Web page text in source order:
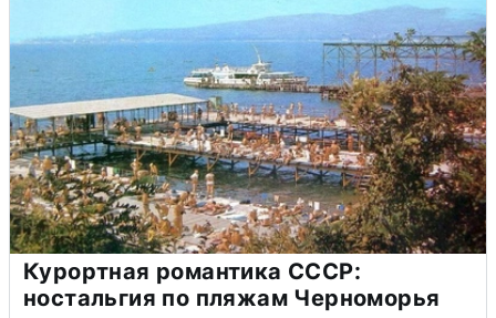
Курортная романтика СССР:
ностальгия по пляжам Черноморья